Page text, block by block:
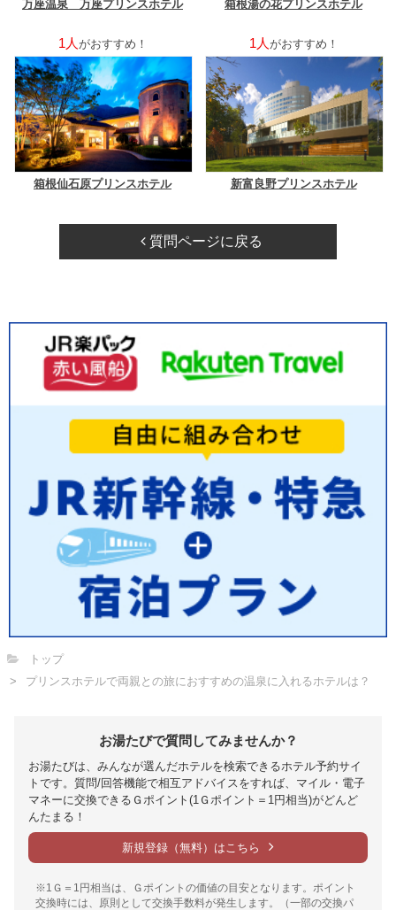
万座温泉 万座プリンスホテル 箱根湯の花プリンスホテル
1人 がおすすめ！
箱根仙石原プリンスホテル
1人 がおすすめ！
新富良野プリンスホテル
質問ページに戻る
トップ
プリンスホテルで両親との旅におすすめの温泉に入れるホテルは？
お湯たびで質問してみませんか？
お湯たびは、みんなが選んだホテルを検索できるホテル予約サイ
トです。質問/回答機能で相互アドバイスをすれば、マイル・電子
マネーに交換できるＧポイント(1Ｇポイント＝1円相当)がどんど
んたまる！
新規登録（無料）はこちら
※1Ｇ＝1円相当は、Ｇポイントの価値の目安となります。ポイント
交換時には、原則として交換手数料が発生します。（一部の交換パ